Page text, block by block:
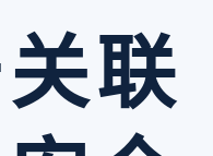
联